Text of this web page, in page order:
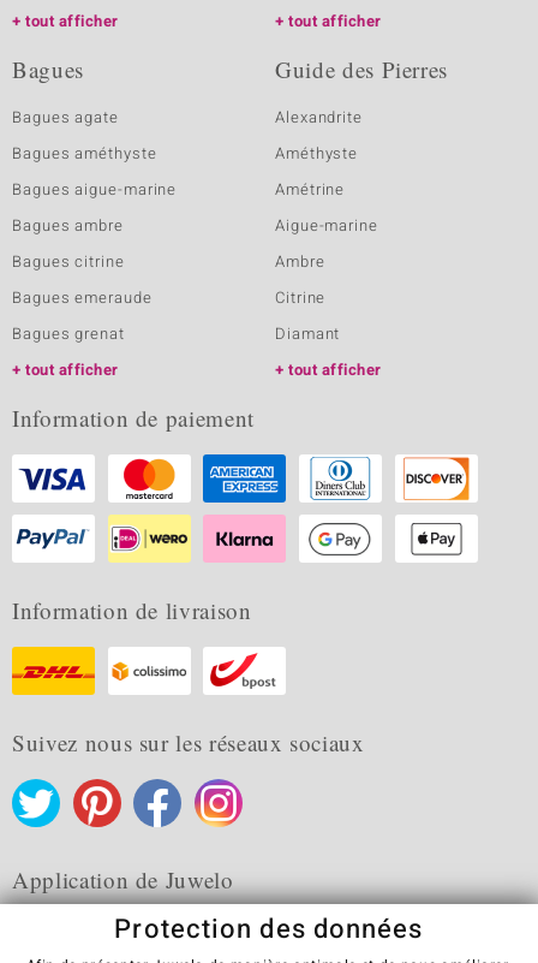
tout afficher
tout afficher
Bagues
Bagues agate
Bagues améthyste
Bagues aigue-marine
Bagues ambre
Bagues citrine
Bagues emeraude
Bagues grenat
tout afficher
Guide des Pierres
Alexandrite
Améthyste
Amétrine
Aigue-marine
Ambre
Citrine
Diamant
tout afficher
Information de paiement
Information de livraison
Suivez nous sur les réseaux sociaux
Application de Juwelo
Protection des données